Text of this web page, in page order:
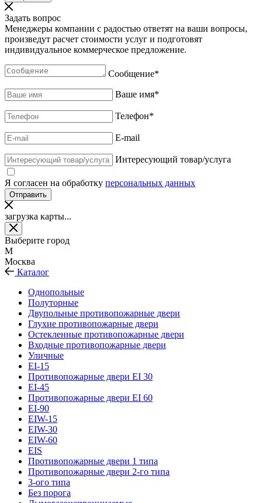
Задать вопрос
Менеджеры компании с радостью ответят на ваши вопросы,
произведут расчет стоимости услуг и подготовят
индивидуальное коммерческое предложение.
Сообщение*
Ваше имя*
Телефон*
E-mail
Интересующий товар/услуга
Я согласен на обработку персональных данных
загрузка карты...
Выберите город
М
Москва
Каталог
Однопольные
Полуторные
Двупольные противопожарные двери
Глухие противопожарные двери
Остекленные противопожарные двери
Входные противопожарные двери
Уличные
EI-15
Противопожарные двери EI 30
EI-45
Противопожарные двери EI 60
EI-90
EIW-15
EIW-30
EIW-60
EIS
Противопожарные двери 1 типа
Противопожарные двери 2-го типа
3-ого типа
Без порога